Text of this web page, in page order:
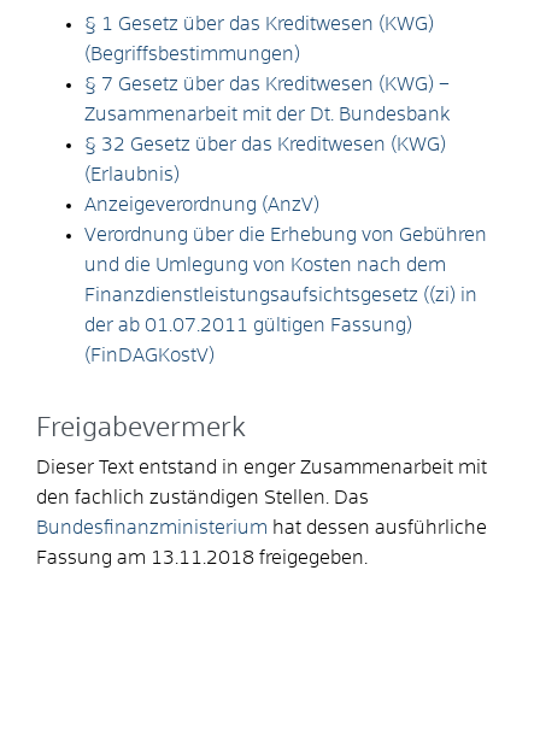
§ 1 Gesetz über das Kreditwesen (KWG)
(Begriffsbestimmungen)
§ 7 Gesetz über das Kreditwesen (KWG) –
Zusammenarbeit mit der Dt. Bundesbank
§ 32 Gesetz über das Kreditwesen (KWG)
(Erlaubnis)
Anzeigeverordnung (AnzV)
Verordnung über die Erhebung von Gebühren
und die Umlegung von Kosten nach dem
Finanzdienstleistungsaufsichtsgesetz ((zi) in
der ab 01.07.2011 gültigen Fassung)
(FinDAGKostV)
Freigabevermerk
Dieser Text entstand in enger Zusammenarbeit mit
den fachlich zuständigen Stellen. Das
Bundesfinanzministerium hat dessen ausführliche
Fassung am 13.11.2018 freigegeben.